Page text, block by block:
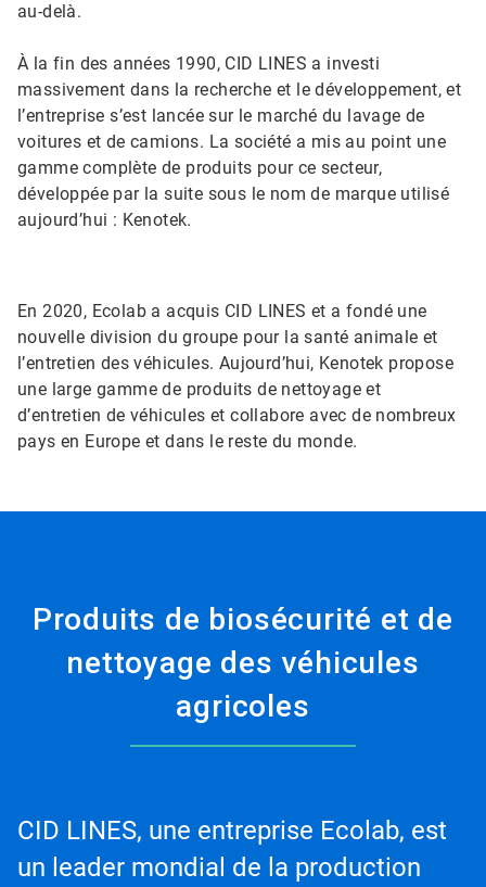
au-delà.
À la fin des années 1990, CID LINES a investi
massivement dans la recherche et le développement, et
l’entreprise s’est lancée sur le marché du lavage de
voitures et de camions. La société a mis au point une
gamme complète de produits pour ce secteur,
développée par la suite sous le nom de marque utilisé
aujourd’hui : Kenotek.
En 2020, Ecolab a acquis CID LINES et a fondé une
nouvelle division du groupe pour la santé animale et
l’entretien des véhicules. Aujourd’hui, Kenotek propose
une large gamme de produits de nettoyage et
d’entretien de véhicules et collabore avec de nombreux
pays en Europe et dans le reste du monde.
Produits de biosécurité et de
nettoyage des véhicules
agricoles
CID LINES, une entreprise Ecolab, est
un leader mondial de la production